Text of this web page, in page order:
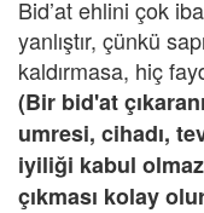
Bid’at ehlini çok
yanlıştır, çünkü
kaldırmasa, hiç
(Bir bid'at
umresi, cihadı,
iyiliği kabul
çıkması kolay